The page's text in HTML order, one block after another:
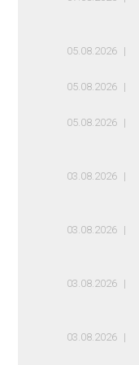
05.08.2026
05.08.2026
05.08.2026
03.08.2026
03.08.2026
03.08.2026
03.08.2026